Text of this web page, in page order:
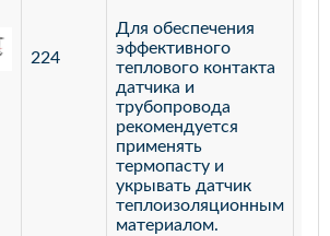
224
Для обеспечения
эффективного
теплового контакта
датчика и
трубопровода
рекомендуется
применять
термопасту и
укрывать датчик
теплоизоляционным
материалом.